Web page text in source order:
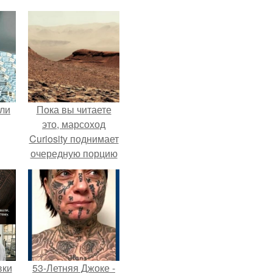
Пока вы читаете
это, марсоход
Curiosity поднимает
очередную порцию
красной пыли. 6.
53-Летняя Джоке -